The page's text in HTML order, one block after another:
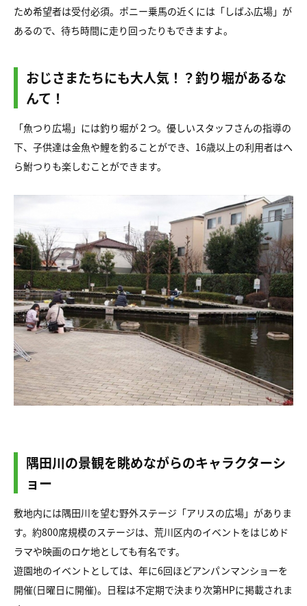
ため希望者は受付必須。ポニー乗馬の近くには「しばふ広場」が
あるので、待ち時間に走り回ったりもできますよ。
おじさまたちにも大人気！？釣り堀があるな
んて！
「魚つり広場」には釣り堀が２つ。優しいスタッフさんの指導の
下、子供達は金魚や鯉を釣ることができ、16歳以上の利用者はへ
ら鮒つりも楽しむことができます。
隅田川の景観を眺めながらのキャラクターシ
ョー
敷地内には隅田川を望む野外ステージ「アリスの広場」がありま
す。約800席規模のステージは、荒川区内のイベントをはじめド
ラマや映画のロケ地としても有名です。
遊園地のイベントとしては、年に6回ほどアンパンマンショーを
開催(日曜日に開催)。日程は不定期で決まり次第HPに掲載されま